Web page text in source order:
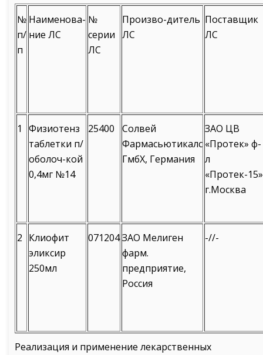
№
п/
п
Наименова-
ние ЛС
№
серии
ЛС
Произво-дитель
ЛС
Поставщик
ЛС
1
Физиотенз
таблетки п/
оболоч-кой
0,4мг №14
25400
Солвей
Фармасьютикалс
ГмбХ, Германия
ЗАО ЦВ
«Протек» ф-
л
«Протек-15»
г.Москва
2 Клиофит
эликсир
250мл
071204ЗАО Мелиген
фарм.
предприятие,
Россия
-//-
Реализация и применение лекарственных